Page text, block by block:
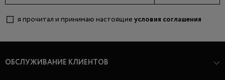
я прочитал и принимаю настоящие условия соглашения
ОБСЛУЖИВАНИЕ КЛИЕНТОВ